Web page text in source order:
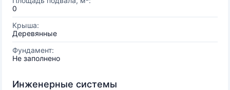
0
Крыша:
Деревянные
Фундамент:
Не заполнено
Инженерные системы